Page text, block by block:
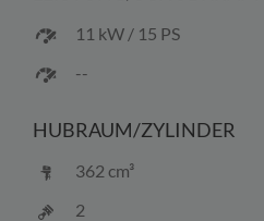
11 kW / 15 PS
--
HUBRAUM/ZYLINDER
362 cm³
2